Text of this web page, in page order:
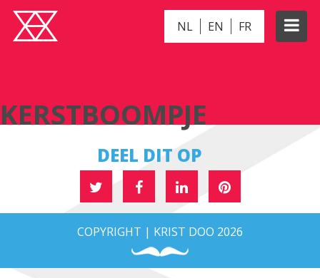
NL EN FR
KERSTBOOMPJE
DEEL DIT OP
COPYRIGHT | KRIST DOO 2026